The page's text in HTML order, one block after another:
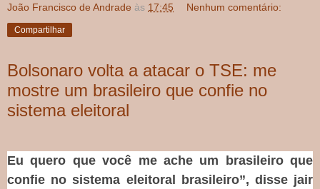
João Francisco de Andrade às 17:45 Nenhum comentário:
Compartilhar
Bolsonaro volta a atacar o TSE: me
mostre um brasileiro que confie no
sistema eleitoral
Eu quero que você me ache um brasileiro que
confie no sistema eleitoral brasileiro”, disse jair